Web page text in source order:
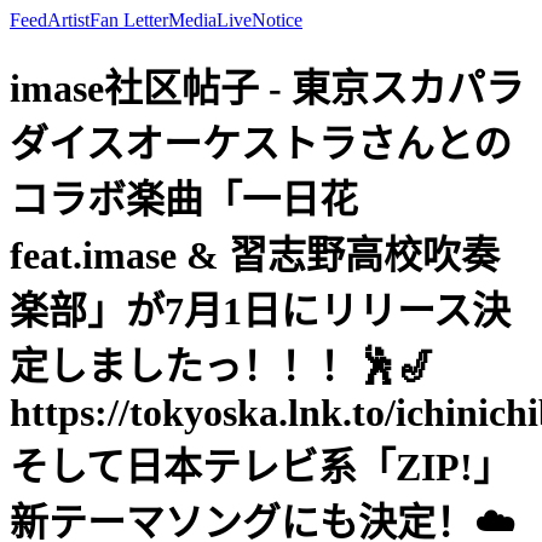
FeedArtistFan LetterMediaLiveNotice
imase社区帖子 - 東京スカパラ
ダイスオーケストラさんとの
コラボ楽曲「一日花
feat.imase & 習志野高校吹奏
楽部」が7月1日にリリース決
定しましたっ！！！🕺🎷
https://tokyoska.lnk.to/
そして日本テレビ系「ZIP!」
新テーマソングにも決定！☁️